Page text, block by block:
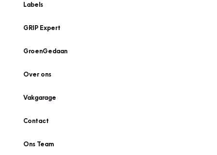
Labels
GRIP Expert
GroenGedaan
Over ons
Vakgarage
Contact
Ons Team